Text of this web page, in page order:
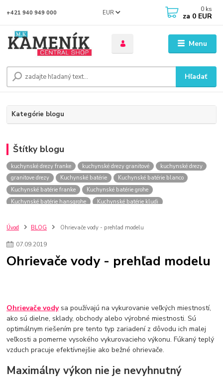
Menu
EUR
Hľadať
+421 940 949 000 0 ks
za 0 EUR
Kategórie blogu
Štítky blogu
kuchynské drezy franke kuchynské drezy granitové
kuchynské drezy
granitove drezy
Kuchynské batérie
Kuchynské batérie blanco
Kuchynské batérie franke
Kuchynské batérie grohe
Kuchynské batérie hansgrohe
Kuchynské batérie kludi
kuchynské batérie sagittarius
kuchynské batérie
kuchynské drezy sety
kúpelňové batérie
vodovodné batérie do kúpelne kuchynske
drez
Umývadlá
Rohové umývadlá
Zlaté umývadlá
Zápustné umývadlá
sprchový záves
vodovodná batéria
čierna kúpelňová batéria
vaňa retro
voľne stojaca vaňa
retro kúpeľne
Nákup tovaru pre firmy bez DPH
Bez DPH
szco nakup bez dph nakupovanie na firmu bez dph
nákup bez dph v eu ň
Úvod BLOG Ohrievače vody - prehľad modelu
07.09.2019
Ohrievače vody - prehľad modelu
Ohrievače vodysa používajú na vykurovanie veľkých miestností,
ako sú dielne, sklady, obchody alebo výrobné miestnosti. Sú
optimálnym riešením pre tento typ zariadení z dôvodu ich malej
veľkosti a pomerne vysokého vykurovacieho výkonu. Fúkaný teplý
vzduch pracuje efektívnejšie ako bežné ohrievače.
Maximálny výkon nie je nevyhnutný